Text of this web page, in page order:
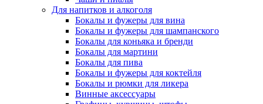
Для напитков и алкоголя
Бокалы и фужеры для вина
Бокалы и фужеры для шампанского
Бокалы для коньяка и бренди
Бокалы для мартини
Бокалы для пива
Бокалы и фужеры для коктейля
Бокалы и рюмки для ликера
Винные аксессуары